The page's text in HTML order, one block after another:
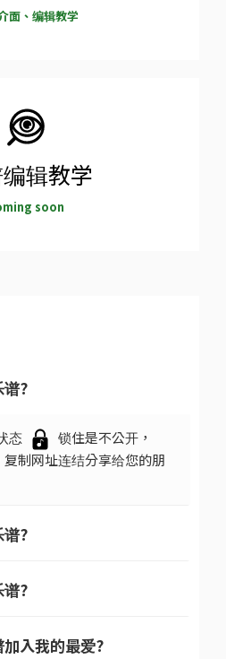
面、编辑教学
辑教学
soon
?
态
锁住是不公开，
制网址连结分享给您的朋
?
?
入我的最爱?